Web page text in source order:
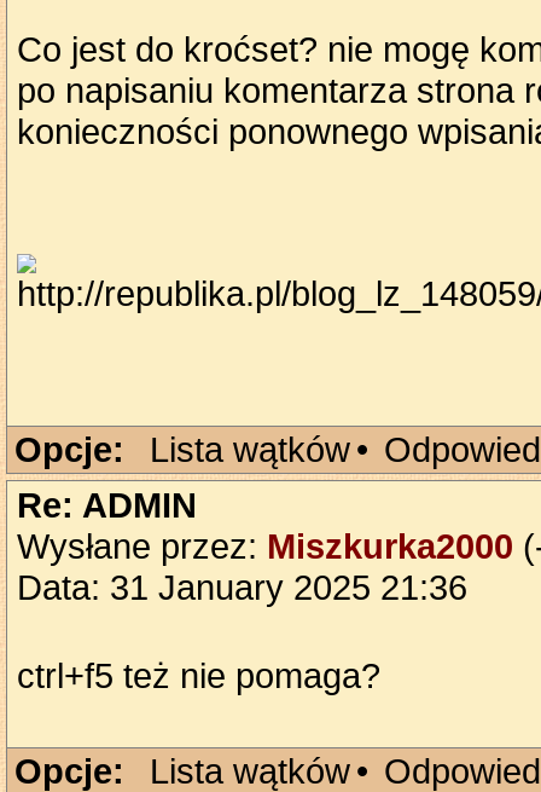
Co jest do kroćset? nie mogę
po napisaniu komentarza strona
konieczności ponownego
Opcje: Lista wątków•
Re: ADMIN
Wysłane przez: Miszkurka2000
Data: 31 January 2025 21:36
ctrl+f5 też nie pomaga?
Opcje: Lista wątków•